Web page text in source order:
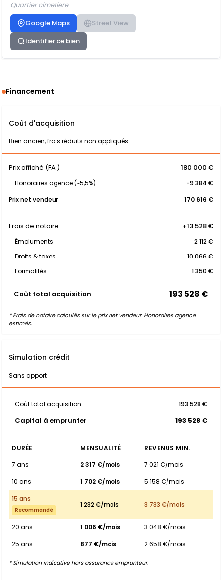
Quartier cimetiere
Google Maps
Street View
Identifier ce bien
Financement
Coût d'acquisition
Bien ancien, frais réduits non appliqués
Prix affiché (FAI) 180 000 €
Honoraires agence (~5,5%)
-9 384 €
Prix net vendeur
170 616 €
Frais de notaire +13 528 €
Émoluments
2 112 €
Droits & taxes
10 066 €
Formalités
1 350 €
Coût total acquisition 193 528 €
* Frais de notaire calculés sur le prix net vendeur. Honoraires agence
estimés.
Simulation crédit
Sans apport
Coût total acquisition 193 528 €
Capital à emprunter 193 528 €
DURÉE MENSUALITÉ
REVENUS MIN.
7 ans
2 317 €/mois
7 021 €/mois
10 ans
1 702 €/mois
5 158 €/mois
15 ans
Recommandé
1 232 €/mois 3 733 €/mois
20 ans 1 006 €/mois
3 048 €/mois
25 ans
877 €/mois 2 658 €/mois
* Simulation indicative hors assurance emprunteur.